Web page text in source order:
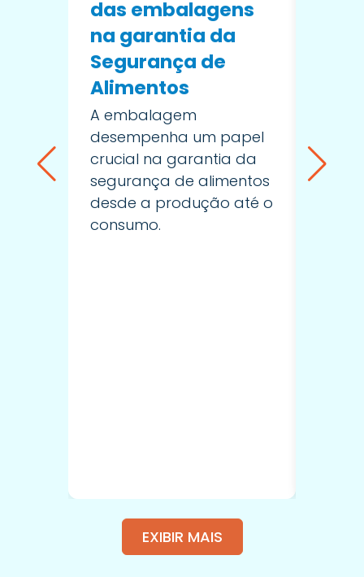
das embalagens
na garantia da
Segurança de
Alimentos
A embalagem
desempenha um papel
crucial na garantia da
segurança de alimentos
desde a produção até o
consumo.
A
EXIBIR MAIS